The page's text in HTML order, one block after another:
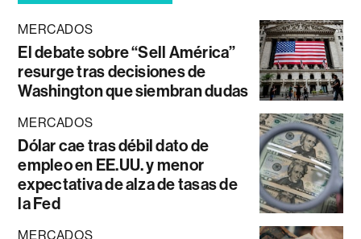
MERCADOS
El debate sobre “Sell América”
resurge tras decisiones de
Washington que siembran dudas
MERCADOS
Dólar cae tras débil dato de
empleo en EE.UU. y menor
expectativa de alza de tasas de
la Fed
MERCADOS